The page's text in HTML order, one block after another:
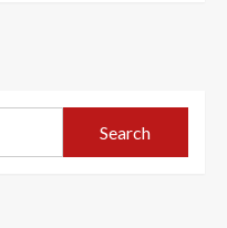
Search